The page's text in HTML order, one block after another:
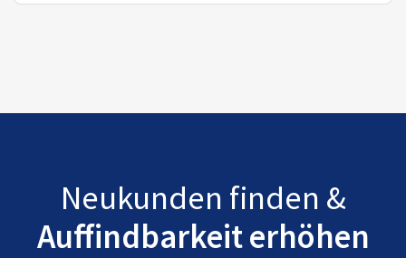
Neukunden finden &
Auffindbarkeit erhöhen